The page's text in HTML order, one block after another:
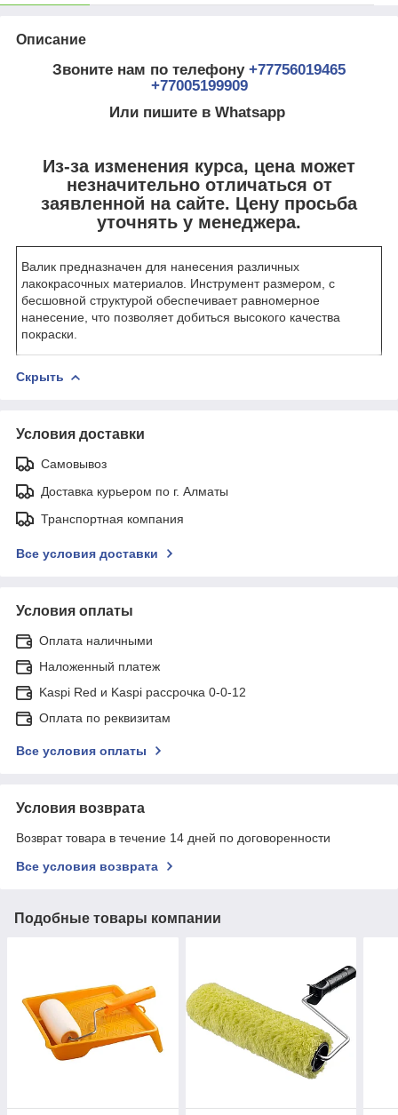
Описание
Звоните нам по телефону +77756019465
+77005199909
Или пишите в Whatsapp
Из-за изменения курса, цена может
незначительно отличаться от
заявленной на сайте. Цену просьба
уточнять у менеджера.
Валик предназначен для нанесения различных
лакокрасочных материалов. Инструмент размером, с
бесшовной структурой обеспечивает равномерное
нанесение, что позволяет добиться высокого качества
покраски.
Скрыть
Условия доставки
Самовывоз
Доставка курьером по г. Алматы
Транспортная компания
Все условия доставки
Условия оплаты
Оплата наличными
Наложенный платеж
Kaspi Red и Kaspi рассрочка 0-0-12
Оплата по реквизитам
Все условия оплаты
Условия возврата
Возврат товара в течение 14 дней по договоренности
Все условия возврата
Подобные товары компании